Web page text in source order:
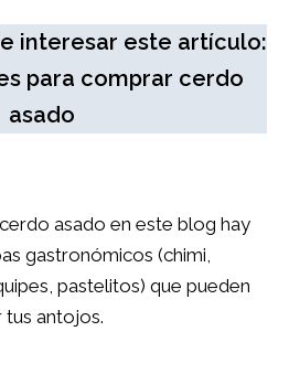
interesar este artículo:
para comprar cerdo
asado
asado en este blog hay
gastronómicos (chimi,
pastelitos) que pueden
antojos.